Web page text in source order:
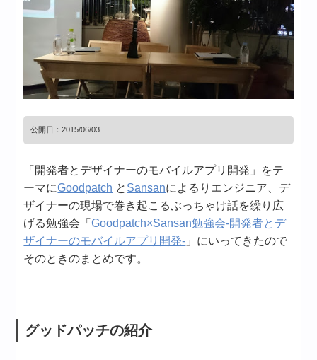
公開日：2015/06/03
「開発者とデザイナーのモバイルアプリ開発」をテ
ーマにGoodpatch と Sansanによるりエンジニア、デ
ザイナーの現場で巻き起こるぶっちゃけ話を繰り広
げる勉強会「Goodpatch×Sansan勉強会-開発者とデ
ザイナーのモバイルアプリ開発- 」にいってきたので
そのときのまとめです。
グッドパッチの紹介